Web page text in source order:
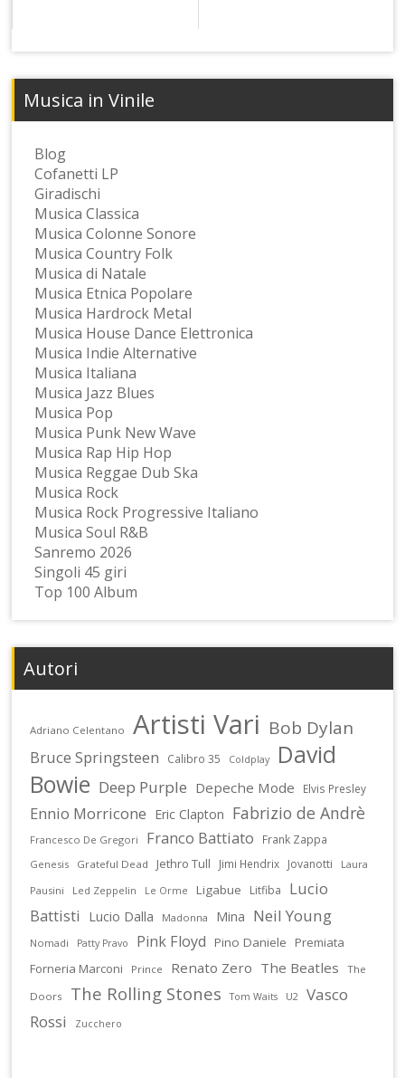
Musica in Vinile
Blog
Cofanetti LP
Giradischi
Musica Classica
Musica Colonne Sonore
Musica Country Folk
Musica di Natale
Musica Etnica Popolare
Musica Hardrock Metal
Musica House Dance Elettronica
Musica Indie Alternative
Musica Italiana
Musica Jazz Blues
Musica Pop
Musica Punk New Wave
Musica Rap Hip Hop
Musica Reggae Dub Ska
Musica Rock
Musica Rock Progressive Italiano
Musica Soul R&B
Sanremo 2026
Singoli 45 giri
Top 100 Album
Autori
Adriano Celentano Artisti Vari Bob Dylan
Bruce Springsteen Calibro 35 Coldplay
David
Bowie Deep Purple Depeche Mode Elvis Presley
Ennio Morricone Eric Clapton Fabrizio de Andrè
Francesco De Gregori Franco Battiato Frank Zappa
Genesis Grateful Dead Jethro Tull Jimi Hendrix Jovanotti
Laura
Pausini
Led Zeppelin Le Orme Ligabue Litfiba
Lucio
Battisti
Lucio Dalla Madonna Mina Neil Young
Nomadi Patty Pravo Pink Floyd Pino Daniele
Premiata
Forneria Marconi
Prince Renato Zero The Beatles
The
Doors
The Rolling Stones Tom Waits U2
Vasco
Rossi
Zucchero